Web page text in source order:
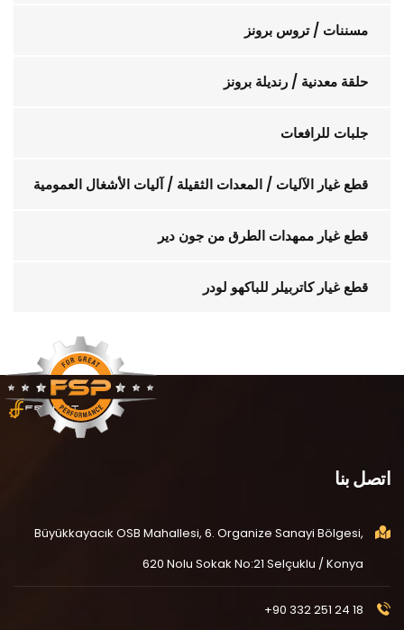
مسننات / تروس برونز
حلقة معدنية / رنديلة برونز
جلبات للرافعات
قطع غيار الآليات / المعدات الثقيلة / آليات الأشغال العمومية
قطع غيار ممهدات الطرق من جون دير
قطع غيار كاتربيلر للباكهو لودر
اتصل بنا
Büyükkayacık OSB Mahallesi, 6. Organize Sanayi Bölgesi,
620 Nolu Sokak No:21 Selçuklu / Konya
+90 332 251 24 18